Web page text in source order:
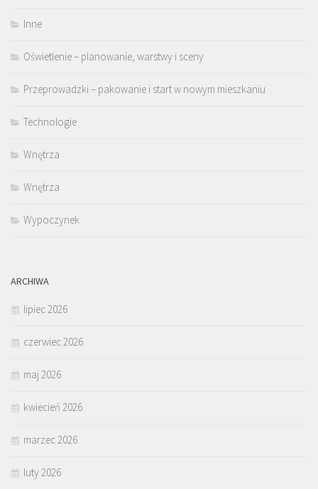
Inne
Oświetlenie – planowanie, warstwy i sceny
Przeprowadzki – pakowanie i start w nowym mieszkaniu
Technologie
Wnętrza
Wnętrza
Wypoczynek
ARCHIWA
lipiec 2026
czerwiec 2026
maj 2026
kwiecień 2026
marzec 2026
luty 2026